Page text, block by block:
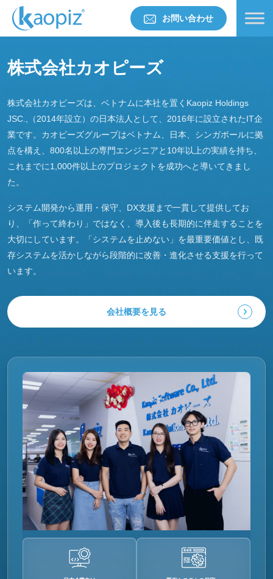
お問い合わせ
株式会社カオピーズ
株式会社カオピーズは、ベトナムに本社を置くKaopiz Holdings
JSC.,（2014年設立）の日本法人として、2016年に設立されたIT企
業です。カオピーズグループはベトナム、日本、シンガポールに拠
点を構え、800名以上の専門エンジニアと10年以上の実績を持ち、
これまでに1,000件以上のプロジェクトを成功へと導いてきまし
た。
システム開発から運用・保守、DX支援まで一貫して提供してお
り、「作って終わり」ではなく、導入後も長期的に伴走することを
大切にしています。「システムを止めない」を最重要価値とし、既
存システムを活かしながら段階的に改善・進化させる支援を行って
います。
会社概要を見る